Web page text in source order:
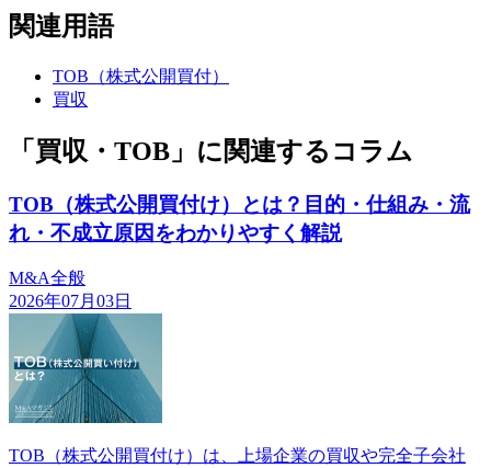
関連用語
TOB（株式公開買付）
買収
「買収・TOB」に関連するコラム
TOB（株式公開買付け）とは？目的・仕組み・流
れ・不成立原因をわかりやすく解説
M&A全般
2026年07月03日
TOB（株式公開買付け）は、上場企業の買収や完全子会社